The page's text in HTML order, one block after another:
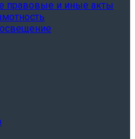
правовые и иные акты